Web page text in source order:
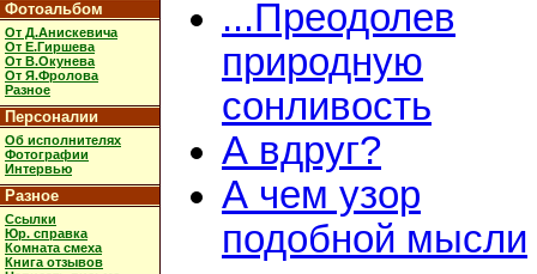
Фотоальбом
От Д.Анискевича
От Е.Гиршева
От В.Окунева
От Я.Фролова
Разное
Персоналии
Об исполнителях
Фотографии
Интервью
Разное
Ссылки
Юр. справка
Комната смеха
Книга отзывов
...Преодолев
природную
сонливость
А вдруг?
А чем узор
подобной мысли